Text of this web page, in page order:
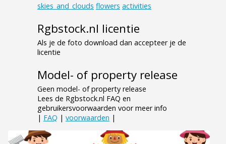
skies_and_clouds flowers activities
Rgbstock.nl licentie
Als je de foto download dan accepteer je de
licentie
Model- of property release
Geen model- of property release
Lees de Rgbstock.nl FAQ en
gebruikersvoorwaarden voor meer info
| FAQ | voorwaarden |